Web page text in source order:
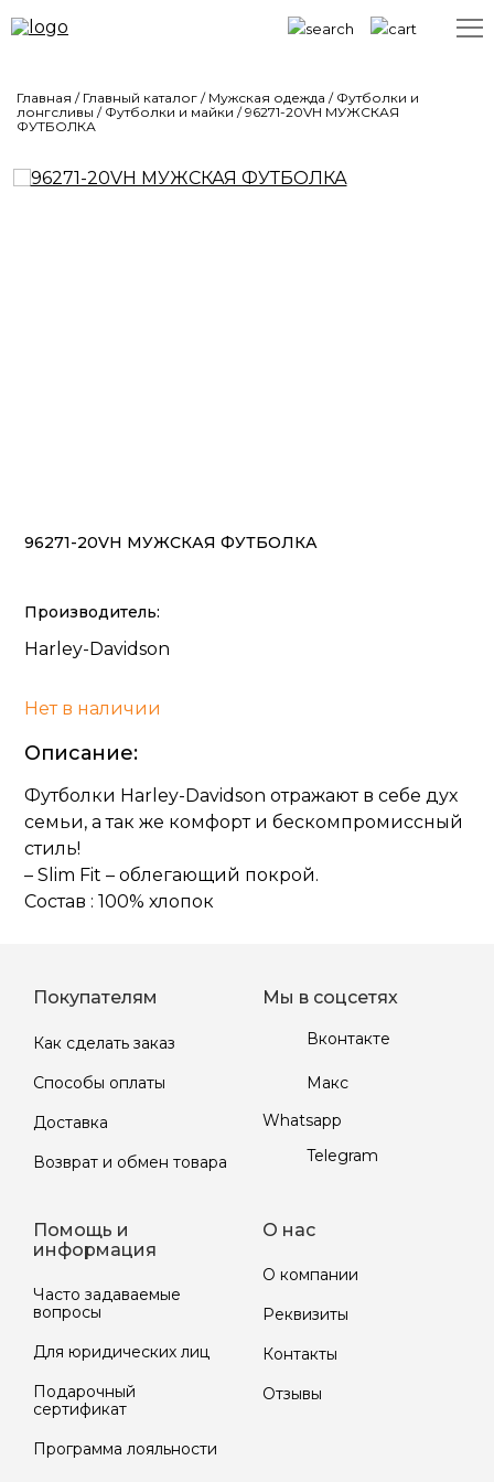
Главная / Главный каталог / Мужская одежда / Футболки и
лонгсливы / Футболки и майки /96271-20VH МУЖСКАЯ
ФУТБОЛКА
96271-20VH МУЖСКАЯ ФУТБОЛКА
Производитель:
Harley-Davidson
Нет в наличии
Описание:
Футболки Harley-Davidson отражают в себе дух
семьи, а так же комфорт и бескомпромиссный
стиль!
– Slim Fit – облегающий покрой.
Состав : 100% хлопок
Покупателям
Как сделать заказ
Способы оплаты
Доставка
Возврат и обмен товара
Мы в соцсетях
Вконтакте
Макс
Whatsapp
Telegram
Помощь и
информация
Часто задаваемые
вопросы
Для юридических лиц
Подарочный
сертификат
Программа лояльности
О нас
О компании
Реквизиты
Контакты
Отзывы